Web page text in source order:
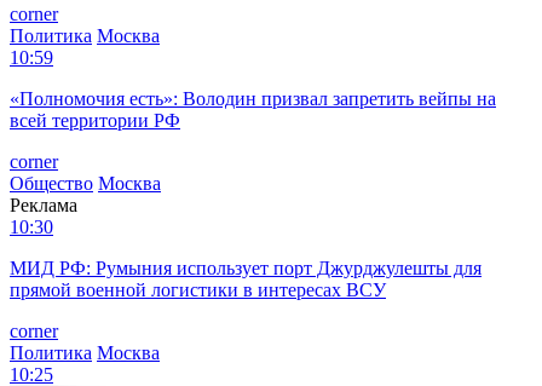
corner
Политика Москва
10:59
«Полномочия есть»: Володин призвал запретить вейпы на
всей территории РФ
corner
Общество Москва
Реклама
10:30
МИД РФ: Румыния использует порт Джурджулешты для
прямой военной логистики в интересах ВСУ
corner
Политика Москва
10:25